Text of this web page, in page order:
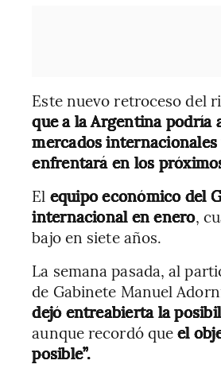
Este nuevo retroceso del
que a la Argentina podría
mercados
enfrentará en los
El equipo económico del
internacional en enero,
bajo en siete años.
La semana pasada, al
de Gabinete Manuel
dejó entreabierta la
aunque recordó queel
posible”.